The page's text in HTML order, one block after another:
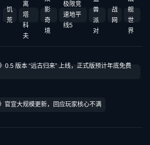
饥
荒
离
塔
科
夫
影
奇
境
极限竞
速地平
线5
兽
派
对
战
网
舰
世
界
0.5 版本 “远古归来” 上线，正式版预计年底免费
官宣大规模更新，回应玩家核心不满